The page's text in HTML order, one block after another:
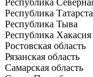
Республика
Республика Тыва
Республика Хакасия
Ростовская область
Рязанская область
Самарская область